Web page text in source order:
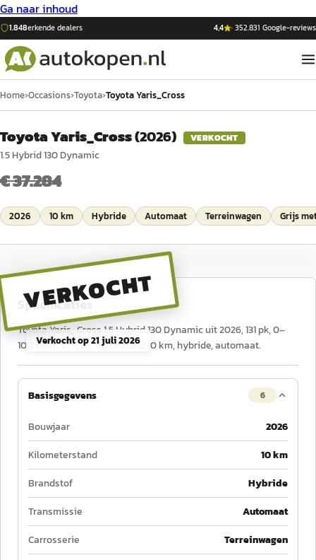
Ga naar inhoud
1.848erkende dealers 4,4 ·352.831 Google-reviews
Home›Occasions›Toyota›Toyota Yaris_Cross
Toyota Yaris_Cross(2026) VERKOCHT
1.5 Hybrid 130 Dynamic
€ 37.284
2026 10 km Hybride Automaat Terreinwagen Grijs
VERKOCHT
Verkocht op21 juli 2026
Specificaties
Toyota Yaris_Cross 1.5 Hybrid 130 Dynamic uit 2026, 131 pk, 0–
100 km/u in 11,2 s, tellerstand 10 km, hybride, automaat.
Basisgegevens 6
Bouwjaar
2026
Kilometerstand
10 km
Brandstof
Hybride
Transmissie
Automaat
Carrosserie
Terreinwagen